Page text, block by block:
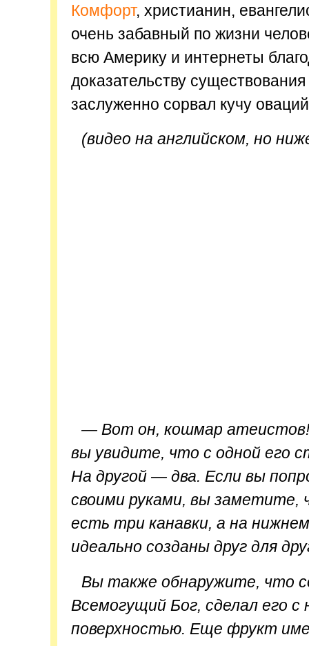
Комфорт, христианин,
очень забавный по жизни
всю Америку и интернеты
доказательству
заслуженно сорвал кучу
(видео на английском, но
— Вот он, кошмар атеистов!
вы увидите, что с одной его
На другой — два. Если вы
своими руками, вы заметите,
есть три канавки, а на
идеально созданы друг для
Вы также обнаружите, что
Всемогущий Бог, сделал его с
поверхностью. Еще фрукт